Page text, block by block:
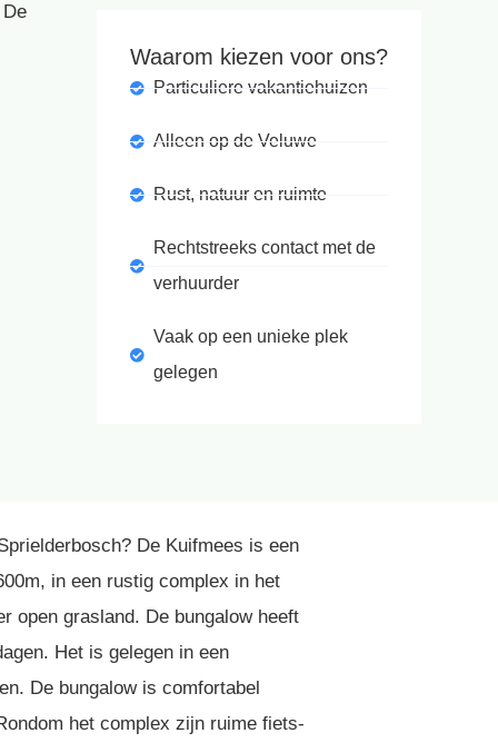
Waarom kiezen voor ons?
Particuliere vakantiehuizen
Alleen op de Veluwe
Rust, natuur en ruimte
Rechtstreeks contact met de
verhuurder
Vaak op een unieke plek
gelegen
De Kuifmees is een
in een rustig complex in het
open grasland. De bungalow heeft
Het is gelegen in een
De bungalow is comfortabel
het complex zijn ruime fiets-